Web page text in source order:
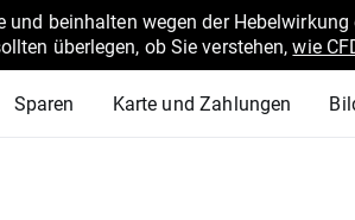
beinhalten wegen der
überlegen, ob Sie verstehen,wie
Sparen Karte und Zahlungen